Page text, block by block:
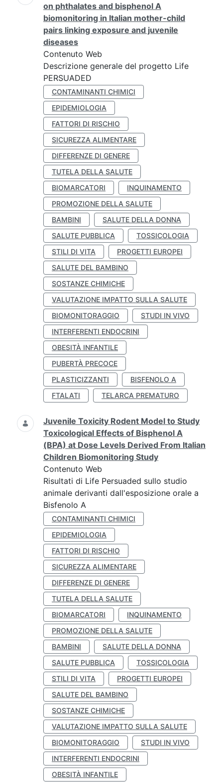
on phthalates and bisphenol A
biomonitoring in Italian mother-child
pairs linking exposure and juvenile
diseases
Contenuto Web
Descrizione generale del progetto Life
PERSUADED
CONTAMINANTI CHIMICI
EPIDEMIOLOGIA
FATTORI DI RISCHIO
SICUREZZA ALIMENTARE
DIFFERENZE DI GENERE
TUTELA DELLA SALUTE
BIOMARCATORI
INQUINAMENTO
PROMOZIONE DELLA SALUTE
BAMBINI
SALUTE DELLA DONNA
SALUTE PUBBLICA
TOSSICOLOGIA
STILI DI VITA
PROGETTI EUROPEI
SALUTE DEL BAMBINO
SOSTANZE CHIMICHE
VALUTAZIONE IMPATTO SULLA SALUTE
BIOMONITORAGGIO
STUDI IN VIVO
INTERFERENTI ENDOCRINI
OBESITÀ INFANTILE
PUBERTÀ PRECOCE
PLASTICIZZANTI
BISFENOLO A
FTALATI
TELARCA PREMATURO
Juvenile Toxicity Rodent Model to Study
Toxicological Effects of Bisphenol A
(BPA) at Dose Levels Derived From Italian
Children Biomonitoring Study
Contenuto Web
Risultati di Life Persuaded sullo studio
animale derivanti dall'esposizione orale a
Bisfenolo A
CONTAMINANTI CHIMICI
EPIDEMIOLOGIA
FATTORI DI RISCHIO
SICUREZZA ALIMENTARE
DIFFERENZE DI GENERE
TUTELA DELLA SALUTE
BIOMARCATORI
INQUINAMENTO
PROMOZIONE DELLA SALUTE
BAMBINI
SALUTE DELLA DONNA
SALUTE PUBBLICA
TOSSICOLOGIA
STILI DI VITA
PROGETTI EUROPEI
SALUTE DEL BAMBINO
SOSTANZE CHIMICHE
VALUTAZIONE IMPATTO SULLA SALUTE
BIOMONITORAGGIO
STUDI IN VIVO
INTERFERENTI ENDOCRINI
OBESITÀ INFANTILE